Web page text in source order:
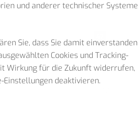
01:27
und anderer technischer Systeme
Sie, dass Sie damit einverstanden
Cookies und Tracking-
Wirkung für die Zukunft widerrufen,
Einstellungen deaktivieren.